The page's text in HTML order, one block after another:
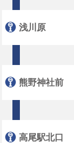
浅川原
熊野神社前
高尾駅北口